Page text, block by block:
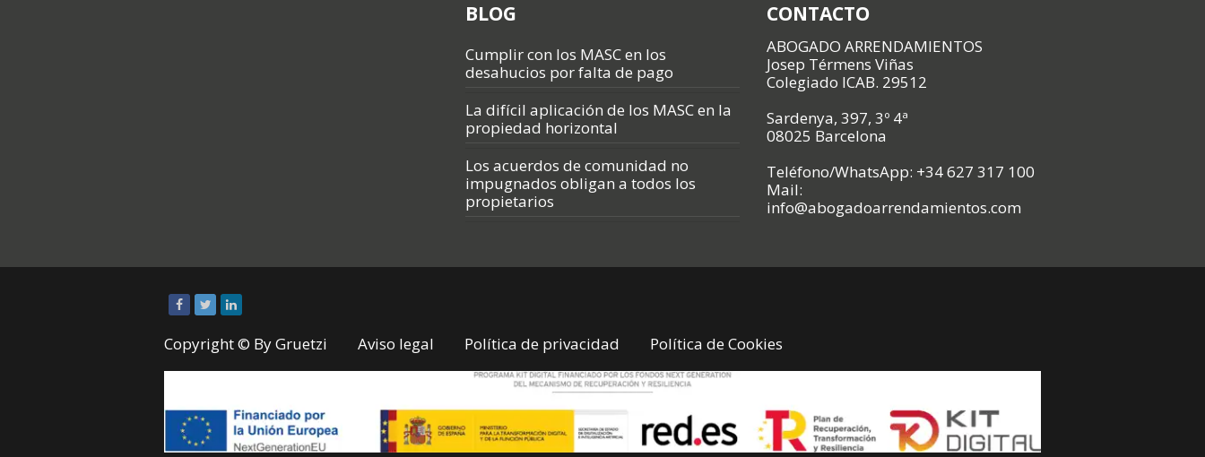
BLOG
Cumplir con los MASC en los
desahucios por falta de pago
La difícil aplicación de los MASC en la
propiedad horizontal
Los acuerdos de comunidad no
impugnados obligan a todos los
propietarios
CONTACTO
ABOGADO ARRENDAMIENTOS
Josep Térmens Viñas
Colegiado ICAB. 29512
Sardenya, 397, 3º 4ª
08025 Barcelona
Teléfono/WhatsApp: +34 627 317 100
Mail:
info@abogadoarrendamientos.com
Copyright © ByGruetzi Aviso legal Política de privacidad Política de Cookies